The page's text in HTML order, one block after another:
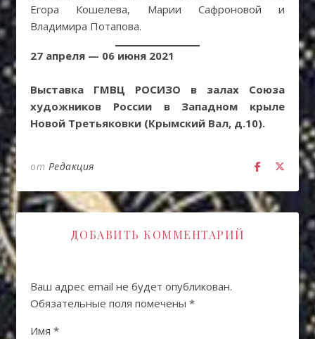
Егора Кошелева, Марии Сафроновой и
Владимира Потапова.
27 апреля — 06 июня 2021
Выставка ГМВЦ РОСИЗО в залах Cоюза
художников России в Западном крыле
Новой Третьяковки (Крымский Вал, д.10).
от Редакция
ДОБАВИТЬ КОММЕНТАРИЙ
Ваш адрес email не будет опубликован.
Обязательные поля помечены *
Имя *